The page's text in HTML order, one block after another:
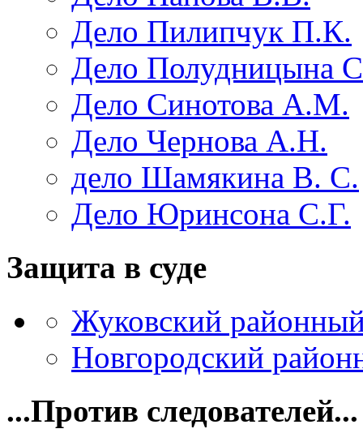
Дело Пилипчук П.К.
Дело Полудницына
Дело Синотова А.М.
Дело Чернова А.Н.
дело Шамякина В. С.
Дело Юринсона С.Г.
Защита в суде
Жуковский
Новгородский
...Против следователей...